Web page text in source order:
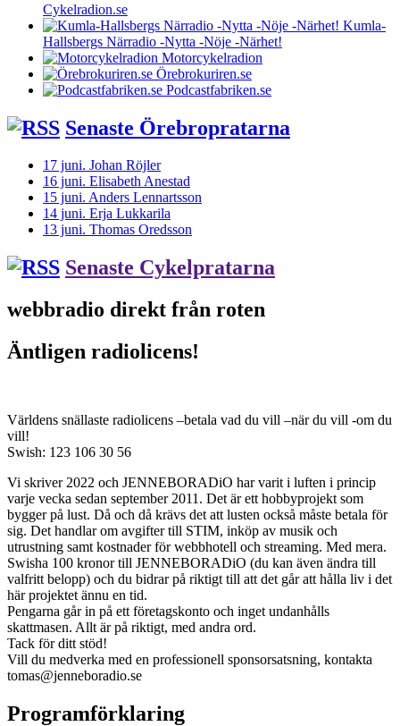
Cykelradion.se
Kumla-
Hallsbergs Närradio -Nytta -Nöje -Närhet!
Motorcykelradion
Örebrokuriren.se
Podcastfabriken.se
Senaste Örebropratarna
17 juni. Johan Röjler
16 juni. Elisabeth Anestad
15 juni. Anders Lennartsson
14 juni. Erja Lukkarila
13 juni. Thomas Oredsson
Senaste Cykelpratarna
webbradio direkt från roten
Äntligen radiolicens!
Världens snällaste radiolicens –betala vad du vill –när du vill -om du
vill!
Swish: 123 106 30 56
Vi skriver 2022 och JENNEBORADiO har varit i luften i princip
varje vecka sedan september 2011. Det är ett hobbyprojekt som
bygger på lust. Då och då krävs det att lusten också måste betala för
sig. Det handlar om avgifter till STIM, inköp av musik och
utrustning samt kostnader för webbhotell och streaming. Med mera.
Swisha 100 kronor till JENNEBORADiO (du kan även ändra till
valfritt belopp) och du bidrar på riktigt till att det går att hålla liv i det
här projektet ännu en tid.
Pengarna går in på ett företagskonto och inget undanhålls
skattmasen. Allt är på riktigt, med andra ord.
Tack för ditt stöd!
Vill du medverka med en professionell sponsorsatsning, kontakta
tomas@jenneboradio.se
Programförklaring